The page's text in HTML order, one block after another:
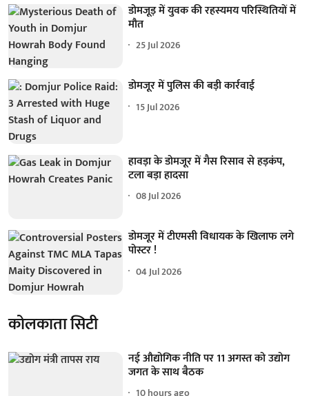
डोमजूड़ में युवक की रहस्यमय परिस्थितियों में
मौत
25 Jul 2026
डोमजूर में पुलिस की बड़ी कार्रवाई
15 Jul 2026
हावड़ा के डोमजूर में गैस रिसाव से हड़कंप,
टला बड़ा हादसा
08 Jul 2026
डोमजूर में टीएमसी विधायक के खिलाफ लगे
पोस्टर !
04 Jul 2026
कोलकाता सिटी
नई औद्योगिक नीति पर 11 अगस्त को उद्योग
जगत के साथ बैठक